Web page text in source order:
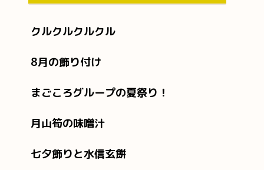
クルクルクルクル
8月の飾り付け
まごころグループの夏祭り！
月山筍の味噌汁
七夕飾りと水信玄餅